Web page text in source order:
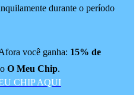
durante o período
você ganha: 15% de
O Meu Chip.
CHIP AQUI